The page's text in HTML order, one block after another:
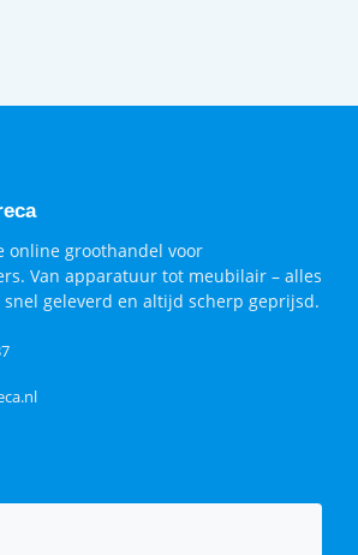
online groothandel voor
Van apparatuur tot meubilair – alles
geleverd en altijd scherp geprijsd.